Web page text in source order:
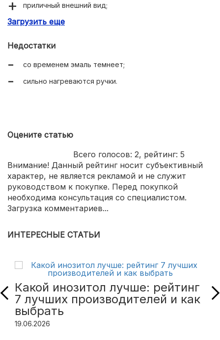
приличный внешний вид;
легкость мытья.
Загрузить еще
Недостатки
со временем эмаль темнеет;
сильно нагреваются ручки.
Оцените статью
Всего голосов: 2, рейтинг: 5
Внимание! Данный рейтинг носит субъективный
характер, не является рекламой и не служит
руководством к покупке. Перед покупкой
необходима консультация со специалистом.
Загрузка комментариев...
ИНТЕРЕСНЫЕ СТАТЬИ
Какой инозитол лучше: рейтинг
7 лучших производителей и как
выбрать
19.06.2026